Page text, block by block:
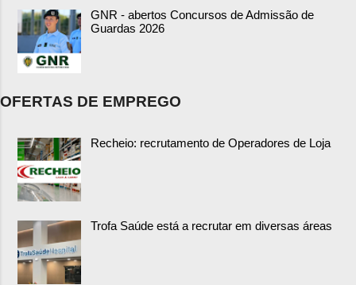
GNR - abertos Concursos de Admissão de
Guardas 2026
OFERTAS DE EMPREGO
Recheio: recrutamento de Operadores de Loja
Trofa Saúde está a recrutar em diversas áreas